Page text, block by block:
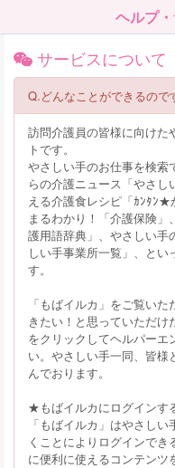
ヘルプ
サービスについて
Q.どんなことができるので
訪問介護員の皆様に向けた
トです。
やさしい手のお仕事を検索
らの介護ニュース「やさ
える介護食レシピ「ｶﾝﾀﾝ
まるわかり！「介護保険
護用語辞典」、やさしい手
しい手事業所一覧」、とい
す。
「もばイルカ」をご覧い
きたい！と思っていただ
をクリックしてヘルパーエ
い。やさしい手一同、皆様
んでおります。
★もばイルカにログインす
「もばイルカ」はやさし
くことによりログインで
に便利に使えるコンテンツ